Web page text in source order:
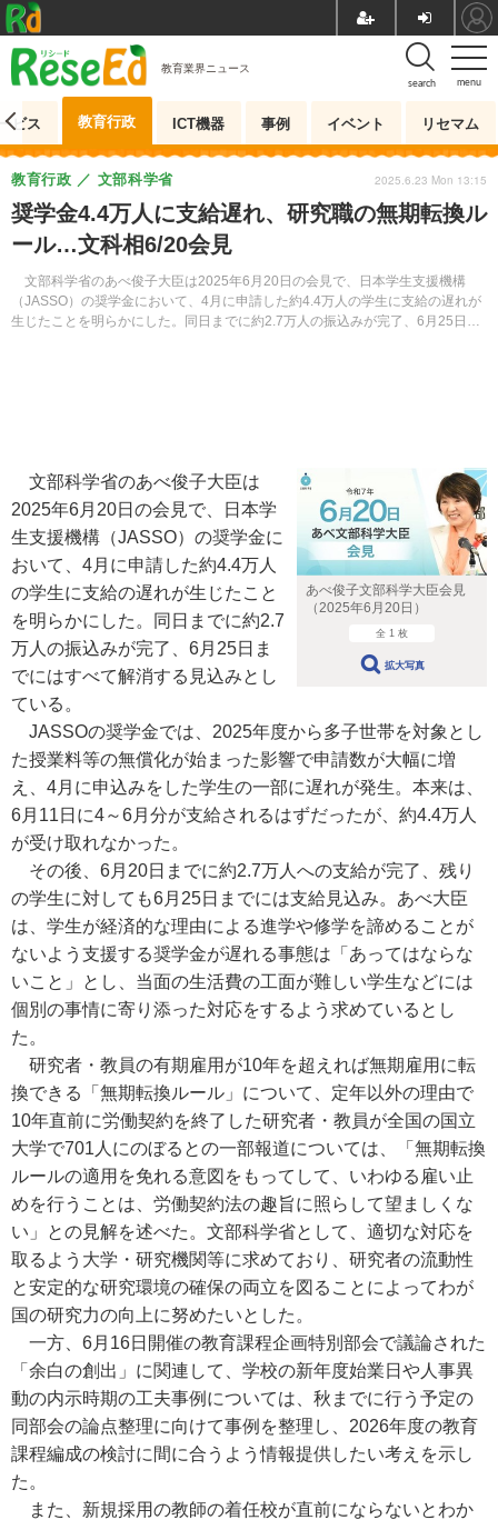
menu
search
教育業界ニュース
ビス 教育行政 ICT機器 事例 イベント リセマム
奨学金4.4万人に支給遅れ、研究職の無期転換ル
ール…文科相6/20会見
文部科学省のあべ俊子大臣は2025年6月20日の会見で、日本学生支援機構
（JASSO）の奨学金において、4月に申請した約4.4万人の学生に支給の遅れが
生じたことを明らかにした。同日までに約2.7万人の振込みが完了、6月25日ま
教育行政 文部科学省 2025.6.23 Mon 13:15
あべ俊子文部科学大臣会見
（2025年6月20日）
全 1 枚
拡大写真
文部科学省のあべ俊子大臣は
2025年6月20日の会見で、日本学
生支援機構（JASSO）の奨学金に
おいて、4月に申請した約4.4万人
の学生に支給の遅れが生じたこと
を明らかにした。同日までに約2.7
万人の振込みが完了、6月25日ま
でにはすべて解消する見込みとし
ている。
JASSOの奨学金では、2025年度から多子世帯を対象とし
た授業料等の無償化が始まった影響で申請数が大幅に増
え、4月に申込みをした学生の一部に遅れが発生。本来は、
6月11日に4～6月分が支給されるはずだったが、約4.4万人
が受け取れなかった。
その後、6月20日までに約2.7万人への支給が完了、残り
の学生に対しても6月25日までには支給見込み。あべ大臣
は、学生が経済的な理由による進学や修学を諦めることが
ないよう支援する奨学金が遅れる事態は「あってはならな
いこと」とし、当面の生活費の工面が難しい学生などには
個別の事情に寄り添った対応をするよう求めているとし
た。
研究者・教員の有期雇用が10年を超えれば無期雇用に転
換できる「無期転換ルール」について、定年以外の理由で
10年直前に労働契約を終了した研究者・教員が全国の国立
大学で701人にのぼるとの一部報道については、「無期転換
ルールの適用を免れる意図をもってして、いわゆる雇い止
めを行うことは、労働契約法の趣旨に照らして望ましくな
い」との見解を述べた。文部科学省として、適切な対応を
取るよう大学・研究機関等に求めており、研究者の流動性
と安定的な研究環境の確保の両立を図ることによってわが
国の研究力の向上に努めたいとした。
一方、6月16日開催の教育課程企画特別部会で議論された
「余白の創出」に関連して、学校の新年度始業日や人事異
動の内示時期の工夫事例については、秋までに行う予定の
同部会の論点整理に向けて事例を整理し、2026年度の教育
課程編成の検討に間に合うよう情報提供したい考えを示し
た。
また、新規採用の教師の着任校が直前にならないとわか